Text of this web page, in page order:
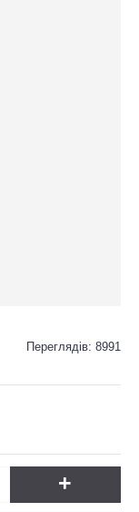
Переглядів: 8991
+